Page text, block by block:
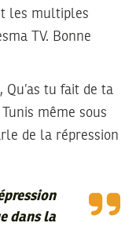
les multiples
TV. Bonne
Qu’as tu fait de ta
même sous
de la répression
dans la